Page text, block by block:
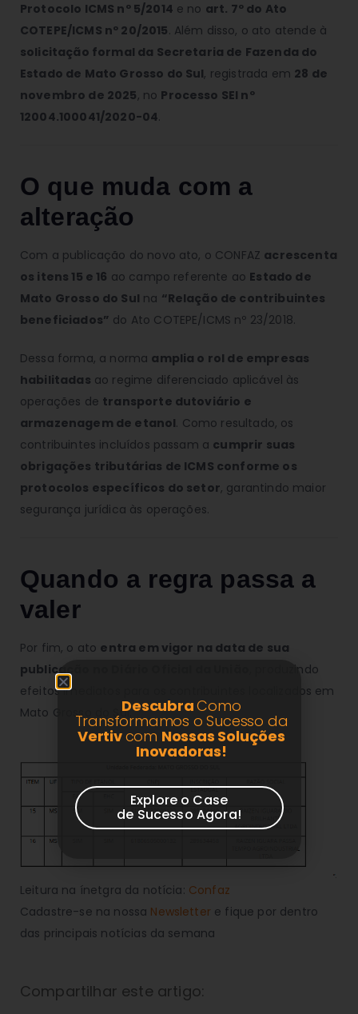
Protocolo ICMS nº 5/2014 e no art. 7º do Ato
COTEPE/ICMS nº 20/2015. Além disso, o ato atende à
solicitação formal da Secretaria de Fazenda do
Estado de Mato Grosso do Sul, registrada em 28 de
novembro de 2025, no Processo SEI nº
12004.100041/2020-04.
O que muda com a
alteração
Com a publicação do novo ato, o CONFAZ acrescenta
os itens 15 e 16 ao campo referente ao Estado de
Mato Grosso do Sul na “Relação de contribuintes
beneficiados” do Ato COTEPE/ICMS nº 23/2018.
Dessa forma, a norma amplia o rol de empresas
habilitadas ao regime diferenciado aplicável às
operações de transporte dutoviário e
armazenagem de etanol. Como resultado, os
contribuintes incluídos passam a cumprir suas
obrigações tributárias de ICMS conforme os
protocolos específicos do setor, garantindo maior
segurança jurídica às operações.
Quando a regra passa a
valer
Por fim, o ato entra em vigor na data de sua
publicação no Diário Oficial da União
, produzindo
efeitos imediatos para os contribuintes localizados em
Mato Grosso do Sul.
Leitura na ínetgra da notícia: Confaz
Cadastre-se na nossa Newslettere fique por dentro
das principais notícias da semana
Compartilhar este artigo:
DescubraComo
Transformamos o Sucesso da
Vertivcom Nossas Soluções
Inovadoras!
Explore o Case
de Sucesso Agora!